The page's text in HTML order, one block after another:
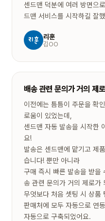
센드맨 덕분에 여러 방면으
드맨 서비스를 시
리훈
김OO
배송 관련 문의가 거의 제
이전에는 틈틈이 주문을 확
로움이 있었는데,
센드맨 자동 발송을 시작한
요!
발송은 센드맨에 맡기고 제
습니다! 뿐만 아니라
구매 즉시 빠른 발송을 받을
송 관련 문의가 거의 제로
무엇보다 처음 셋팅 시 상품
판매처에 모두 자동으로 연동할 수 있어 통합 발송 시스템이
자동으로 구축되었어요.